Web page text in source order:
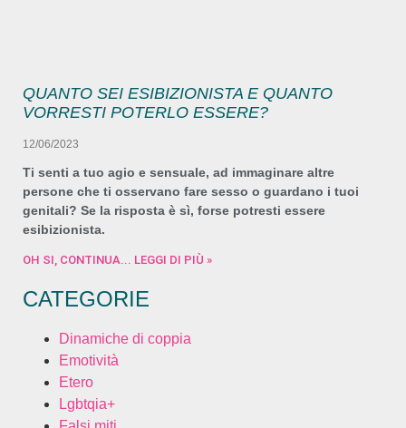
QUANTO SEI ESIBIZIONISTA E QUANTO
VORRESTI POTERLO ESSERE?
12/06/2023
Ti senti a tuo agio e sensuale, ad immaginare altre
persone che ti osservano fare sesso o guardano i tuoi
genitali? Se la risposta è sì, forse potresti essere
esibizionista.
OH SI, CONTINUA... LEGGI DI PIÙ »
CATEGORIE
Dinamiche di coppia
Emotività
Etero
Lgbtqia+